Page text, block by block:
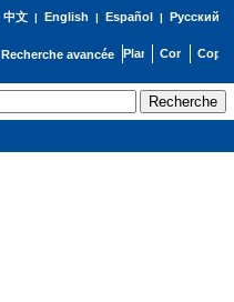
中文| English | Español | Русский
Recherche avancée